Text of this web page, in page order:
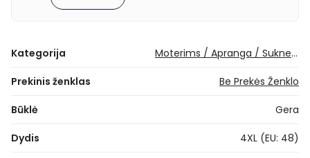
Kategorija Moterims / Apranga / Suknelės / Proginės suknelės
Prekinis ženklas Be Prekės Ženklo
Būklė Gera
Dydis 4XL (EU: 48)